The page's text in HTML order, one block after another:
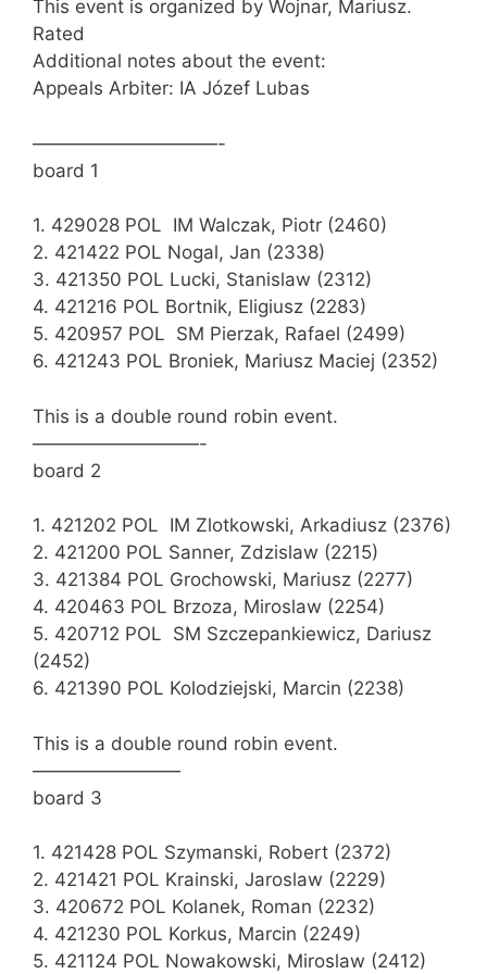
This event is organized by Wojnar, Mariusz.
Rated
Additional notes about the event:
Appeals Arbiter: IA Józef Lubas
——————————-
board 1
1. 429028 POL IM Walczak, Piotr (2460)
2. 421422 POL Nogal, Jan (2338)
3. 421350 POL Lucki, Stanislaw (2312)
4. 421216 POL Bortnik, Eligiusz (2283)
5. 420957 POL SM Pierzak, Rafael (2499)
6. 421243 POL Broniek, Mariusz Maciej (2352)
This is a double round robin event.
—————————-
board 2
1. 421202 POL IM Zlotkowski, Arkadiusz (2376)
2. 421200 POL Sanner, Zdzislaw (2215)
3. 421384 POL Grochowski, Mariusz (2277)
4. 420463 POL Brzoza, Miroslaw (2254)
5. 420712 POL SM Szczepankiewicz, Dariusz
(2452)
6. 421390 POL Kolodziejski, Marcin (2238)
This is a double round robin event.
————————
board 3
1. 421428 POL Szymanski, Robert (2372)
2. 421421 POL Krainski, Jaroslaw (2229)
3. 420672 POL Kolanek, Roman (2232)
4. 421230 POL Korkus, Marcin (2249)
5. 421124 POL Nowakowski, Miroslaw (2412)